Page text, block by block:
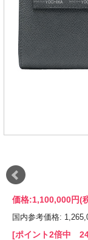
価格:1,100,000円(
国内参考価格:
[ポイント2倍中